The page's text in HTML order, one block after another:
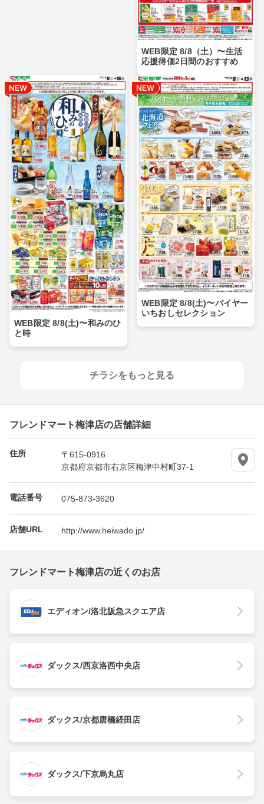
WEB限定 8/8（土）〜生活
応援得価2日間のおすすめ
WEB限定 8/8(土)〜和みのひ
と時
WEB限定 8/8(土)〜バイヤー
いちおしセレクション
チラシをもっと見る
フレンドマート梅津店の店舗詳細
住所
〒615-0916
京都府京都市右京区梅津中村町37-1
電話番号 075-873-3620
店舗URL http://www.heiwado.jp/
フレンドマート梅津店の近くのお店
エディオン/洛北阪急スクエア店
ダックス/西京洛西中央店
ダックス/京都唐橋経田店
ダックス/下京烏丸店